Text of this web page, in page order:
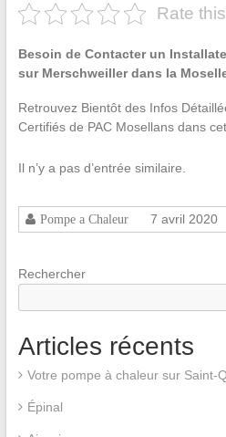
Rate
Besoin de Contacter un
sur Merschweiller dans la
Retrouvez Bientôt des Infos
Certifiés de PAC Mosellans dans
Il n’y a pas d’entrée similaire.
Pompe a Chaleur 7 avril 2020
Rechercher
Articles récents
Votre pompe à chaleur sur Saint-
Épinal